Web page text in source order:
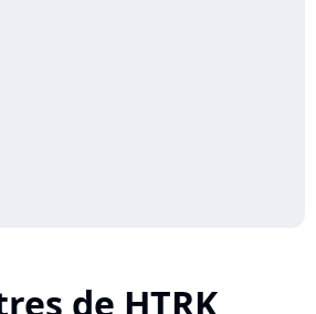
de HTRK